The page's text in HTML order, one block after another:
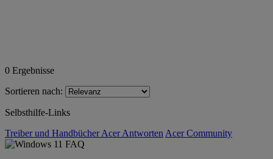
0 Ergebnisse
Sortieren nach:
Selbsthilfe-Links
Treiber und HandbücherAcer Antworten Acer Community